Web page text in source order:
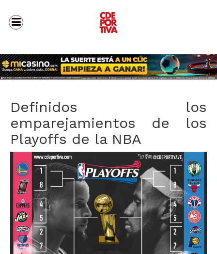
Definidos los
emparejamientos de los
Playoffs de la NBA